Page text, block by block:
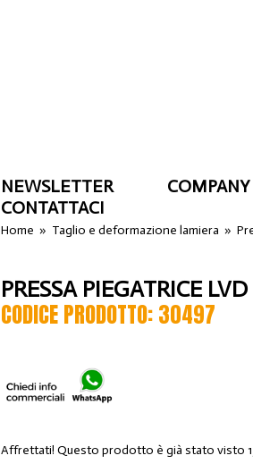
NEWSLETTER
CONTATTACI
Home » Taglio e deformazione lamiera »
PRESSA PIEGATRICE
CODICE PRODOTTO: 30497
Affrettati! Questo prodotto è già stato visto